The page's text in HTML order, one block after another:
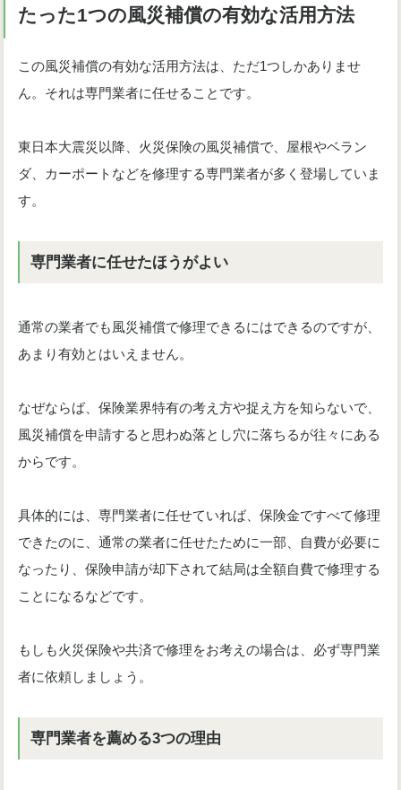
たった1つの風災補償の有効な活用方法
この風災補償の有効な活用方法は、ただ1つしかありませ
ん。それは専門業者に任せることです。
東日本大震災以降、火災保険の風災補償で、屋根やベラン
ダ、カーポートなどを修理する専門業者が多く登場していま
す。
専門業者に任せたほうがよい
通常の業者でも風災補償で修理できるにはできるのですが、
あまり有効とはいえません。
なぜならば、保険業界特有の考え方や捉え方を知らないで、
風災補償を申請すると思わぬ落とし穴に落ちるが往々にある
からです。
具体的には、専門業者に任せていれば、保険金ですべて修理
できたのに、通常の業者に任せたために一部、自費が必要に
なったり、保険申請が却下されて結局は全額自費で修理する
ことになるなどです。
もしも火災保険や共済で修理をお考えの場合は、必ず専門業
者に依頼しましょう。
専門業者を薦める3つの理由